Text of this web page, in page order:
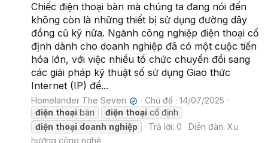
Chiếc điện thoại bàn mà chúng ta đang nói đến
không còn là những thiết bị sử dụng đường dây
đồng cũ kỹ nữa. Ngành công nghiệp điện thoại cố
định dành cho doanh nghiệp đã có một cuộc tiến
hóa lớn, với việc nhiều tổ chức chuyển đổi sang
các giải pháp kỹ thuật số sử dụng Giao thức
Internet (IP) để...
Homelander The Seven ✔ Chủ đề
14/07/2025
điện thoại bàn điện thoại cố định
điện thoại doanh nghiệp Trả lời: 0 Diễn đàn: Xu
hướng công nghệ